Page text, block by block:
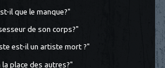
il que le manque?"
de son corps?"
est-il un artiste mort ?"
place des autres?"